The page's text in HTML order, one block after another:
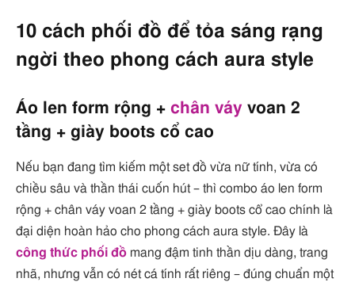
10 cách phối đồ để tỏa sáng rạng
ngời theo phong cách aura style
Áo len form rộng + chân váy voan 2
tầng + giày boots cổ cao
Nếu bạn đang tìm kiếm một set đồ vừa nữ tính, vừa có
chiều sâu và thần thái cuốn hút – thì combo áo len form
rộng + chân váy voan 2 tầng + giày boots cổ cao chính là
đại diện hoàn hảo cho phong cách aura style. Đây là
công thức phối đồ mang đậm tinh thần dịu dàng, trang
nhã, nhưng vẫn có nét cá tính rất riêng – đúng chuẩn một